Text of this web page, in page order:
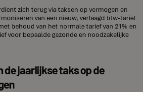
zich terug via taksen op vermogen en
van een nieuw, verlaagd btw-tarief
behoud van het normale tarief van 21% en
voor bepaalde gezonde en noodzakelijke
de jaarlijkse taks op de